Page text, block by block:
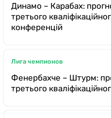
Динамо – Карабах:
третього
конференцій
Лига чемпионов
Фенербахче – Штурм:
третього